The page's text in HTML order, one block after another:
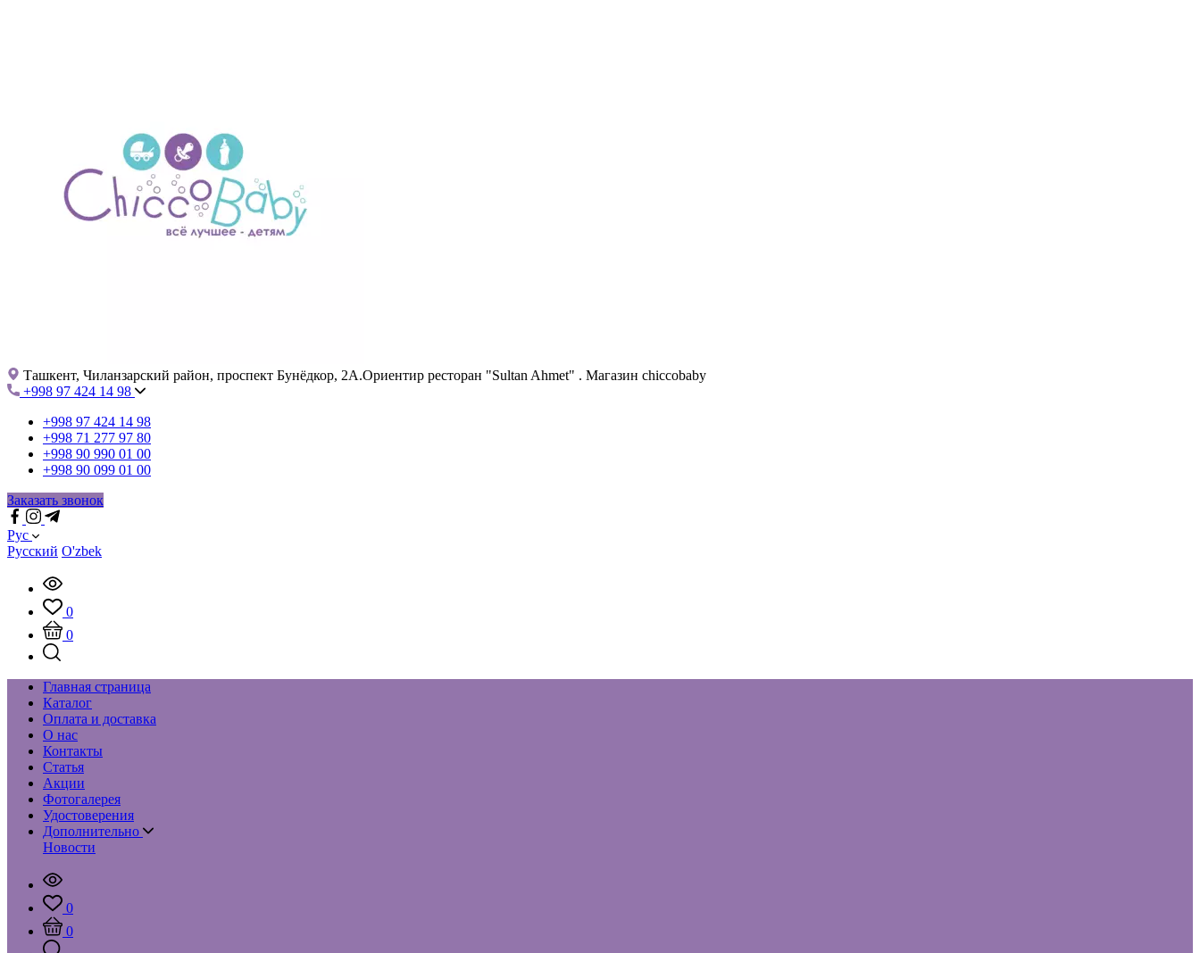
Ташкент, Чиланзарский район, проспект Бунёдкор, 2А.Ориентир ресторан "Sultan Ahmet" . Магазин chiccobaby
+998 97 424 14 98
+998 97 424 14 98
+998 71 277 97 80
+998 90 990 01 00
+998 90 099 01 00
Заказать звонок
Рус
Русский O'zbek
0
0
Главная страница
Каталог
Оплата и доставка
О нас
Контакты
Статья
Акции
Фотогалерея
Удостоверения
Дополнительно
Новости
0
0